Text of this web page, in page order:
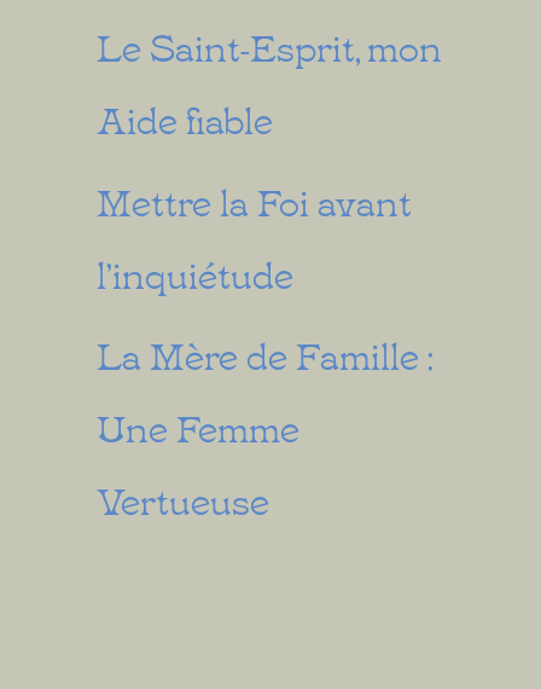
Le Saint-Esprit, mon
Aide fiable
Mettre la Foi avant
l’inquiétude
La Mère de Famille :
Une Femme
Vertueuse